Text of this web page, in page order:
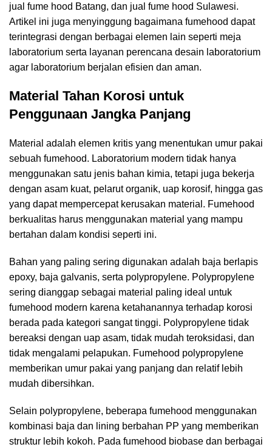
jual fume hood Batang, dan jual fume hood Sulawesi.
Artikel ini juga menyinggung bagaimana fumehood dapat
terintegrasi dengan berbagai elemen lain seperti meja
laboratorium serta layanan perencana desain laboratorium
agar laboratorium berjalan efisien dan aman.
Material Tahan Korosi untuk
Penggunaan Jangka Panjang
Material adalah elemen kritis yang menentukan umur pakai
sebuah fumehood. Laboratorium modern tidak hanya
menggunakan satu jenis bahan kimia, tetapi juga bekerja
dengan asam kuat, pelarut organik, uap korosif, hingga gas
yang dapat mempercepat kerusakan material. Fumehood
berkualitas harus menggunakan material yang mampu
bertahan dalam kondisi seperti ini.
Bahan yang paling sering digunakan adalah baja berlapis
epoxy, baja galvanis, serta polypropylene. Polypropylene
sering dianggap sebagai material paling ideal untuk
fumehood modern karena ketahanannya terhadap korosi
berada pada kategori sangat tinggi. Polypropylene tidak
bereaksi dengan uap asam, tidak mudah teroksidasi, dan
tidak mengalami pelapukan. Fumehood polypropylene
memberikan umur pakai yang panjang dan relatif lebih
mudah dibersihkan.
Selain polypropylene, beberapa fumehood menggunakan
kombinasi baja dan lining berbahan PP yang memberikan
struktur lebih kokoh. Pada fumehood biobase dan berbagai